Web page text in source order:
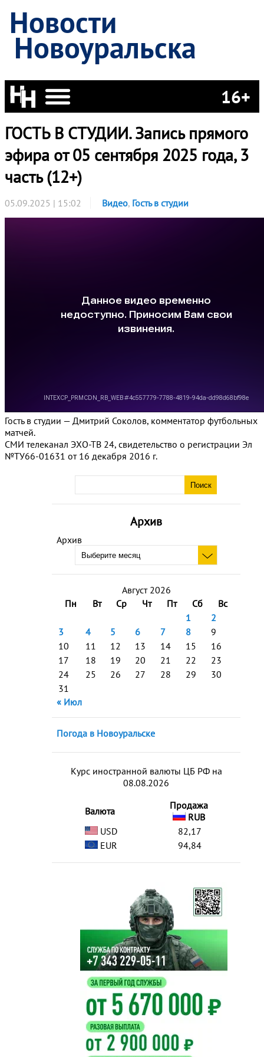
Новости
Новоуральска
16+
Архив
Архив
Август 2026
Пн
Вт Ср Чт Пт Сб
Вс
1
2
3
4 5 6 7 8
9
10
11 12 13 14 15
16
17
18 19 20 21 22
23
24
25 26 27 28 29
30
31
« Июл
Погода в Новоуральске
Курс иностранной валюты ЦБ РФ на
08.08.2026
Валюта
Продажа
RUB
USD
82,17
EUR
94,84
ГОСТЬ В СТУДИИ. Запись прямого
эфира от 05 сентября 2025 года, 3
часть (12+)
05.09.2025 | 15:02 Видео, Гость в студии
Гость в студии — Дмитрий Соколов, комментатор футбольных
матчей.
СМИ телеканал ЭХО-ТВ 24, свидетельство о регистрации Эл
№ТУ66-01631 от 16 декабря 2016 г.